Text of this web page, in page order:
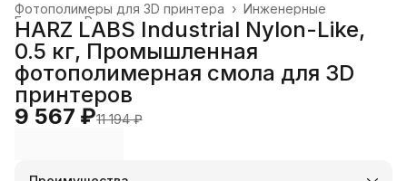
Инженерные
Фотополимеры для 3D принтера ›
Расходные материалы
›
Главная
HARZ LABS Industrial Nylon-Like,
0.5 кг, Промышленная
фотополимерная смола для 3D
принтеров
9 567 ₽11 194 ₽